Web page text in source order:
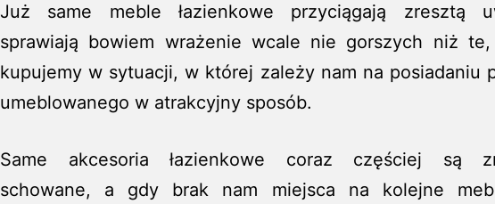
Już same meble łazienkowe przyciągają zresztą
sprawiają bowiem wrażenie wcale nie gorszych niż
kupujemy w sytuacji, w której zależy nam na posiadaniu
umeblowanego w atrakcyjny sposób.
Same akcesoria łazienkowe coraz częściej są
schowane, a gdy brak nam miejsca na kolejne